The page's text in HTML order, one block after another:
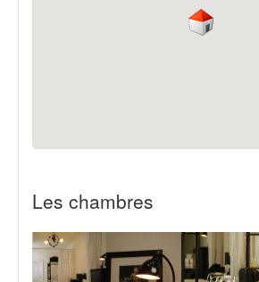
Les chambres